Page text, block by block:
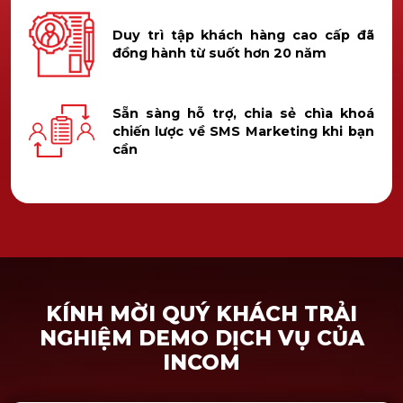
Duy trì tập khách hàng cao cấp đã
đồng hành từ suốt hơn 20 năm
Sẵn sàng hỗ trợ, chia sẻ chìa khoá
chiến lược về SMS Marketing khi bạn
cần
KÍNH MỜI QUÝ KHÁCH TRẢI
NGHIỆM DEMO DỊCH VỤ CỦA
INCOM